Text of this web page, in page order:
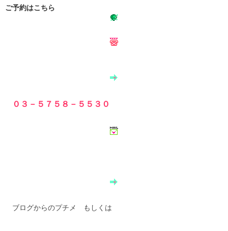
ご予約はこちら
０３－５７５８－５５３０
ブログからのプチメ もしくは